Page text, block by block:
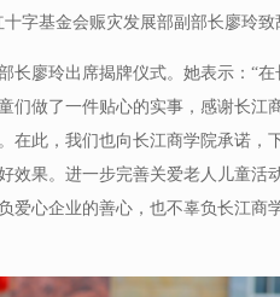
十字基金会赈灾发展部副部长廖玲致
长廖玲出席揭牌仪式。她表示：“
们做了一件贴心的实事，感谢长江
在此，我们也向长江商学院承诺，
效果。进一步完善关爱老人儿童活
爱心企业的善心，也不辜负长江商